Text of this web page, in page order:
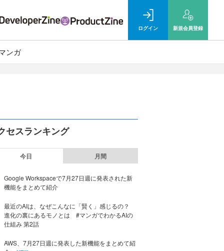
ログイン 新規会員登録
ンガ
セスランキング
今日 月間
Google Workspaceで7月27日週に発表された新
機能をまとめて紹介
最近のAIは、なぜこんなに「賢く」感じるの？
進化の裏にあるモノとは #マンガでわかるAIの
仕組み 第2話
AWS、7月27日週に発表した新機能をまとめて紹